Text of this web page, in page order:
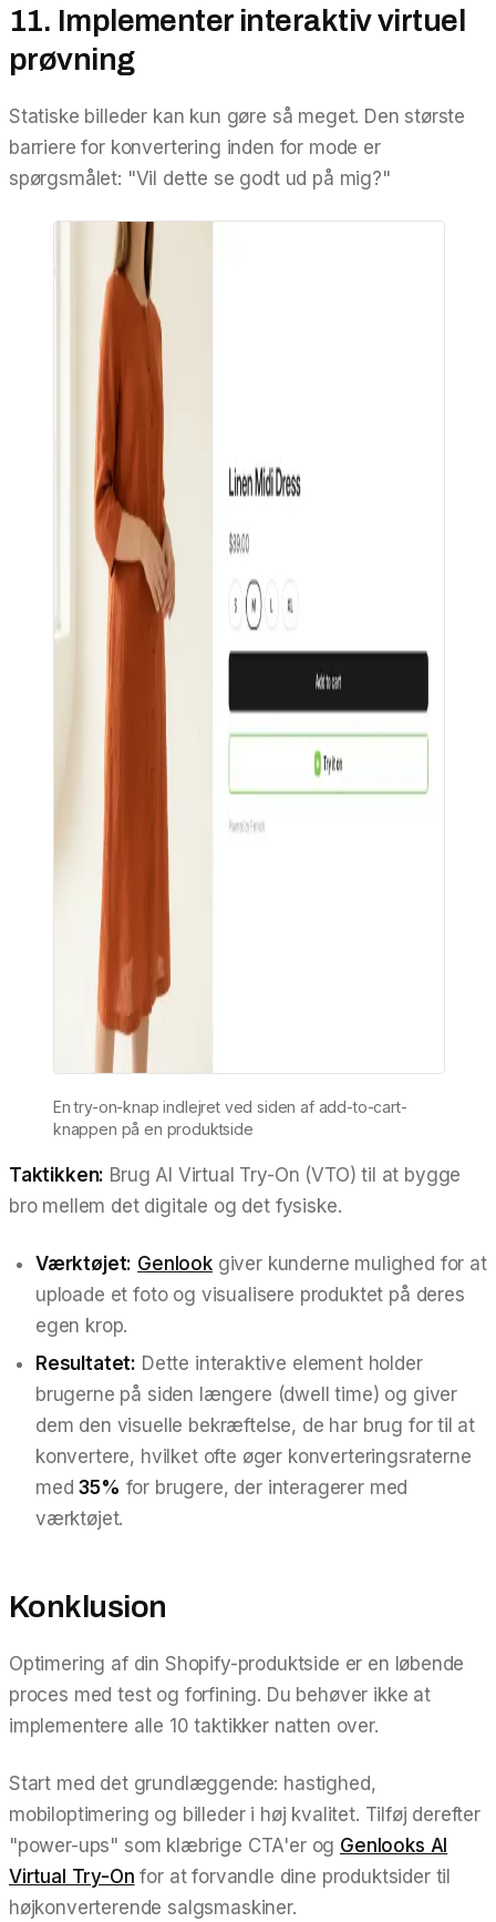
11. Implementer interaktiv virtuel
prøvning
Statiske billeder kan kun gøre så meget. Den største
barriere for konvertering inden for mode er
spørgsmålet: "Vil dette se godt ud på mig?"
En try-on-knap indlejret ved siden af add-to-cart-
knappen på en produktside
Taktikken: Brug AI Virtual Try-On (VTO) til at bygge
bro mellem det digitale og det fysiske.
Værktøjet: Genlookgiver kunderne mulighed for at
uploade et foto og visualisere produktet på deres
egen krop.
Resultatet: Dette interaktive element holder
brugerne på siden længere (dwell time) og giver
dem den visuelle bekræftelse, de har brug for til at
konvertere, hvilket ofte øger konverteringsraterne
med35% for brugere, der interagerer med
værktøjet.
Konklusion
Optimering af din Shopify-produktside er en løbende
proces med test og forfining. Du behøver ikke at
implementere alle 10 taktikker natten over.
Start med det grundlæggende: hastighed,
mobiloptimering og billeder i høj kvalitet. Tilføj derefter
"power-ups" som klæbrige CTA'er og Genlooks AI
Virtual Try-On for at forvandle dine produktsider til
højkonverterende salgsmaskiner.